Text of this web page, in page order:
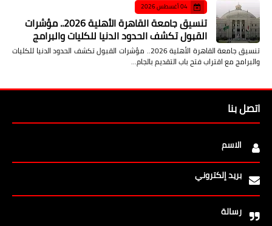
04 أغسطس 2026
تنسيق جامعة القاهرة الأهلية 2026.. مؤشرات
القبول تكشف الحدود الدنيا للكليات والبرامج
تنسيق جامعة القاهرة الأهلية 2026.. مؤشرات القبول تكشف الحدود الدنيا للكليات
والبرامج مع اقتراب فتح باب التقديم بالجام…
اتصل بنا
الاسم
بريد إلكتروني
رسالة